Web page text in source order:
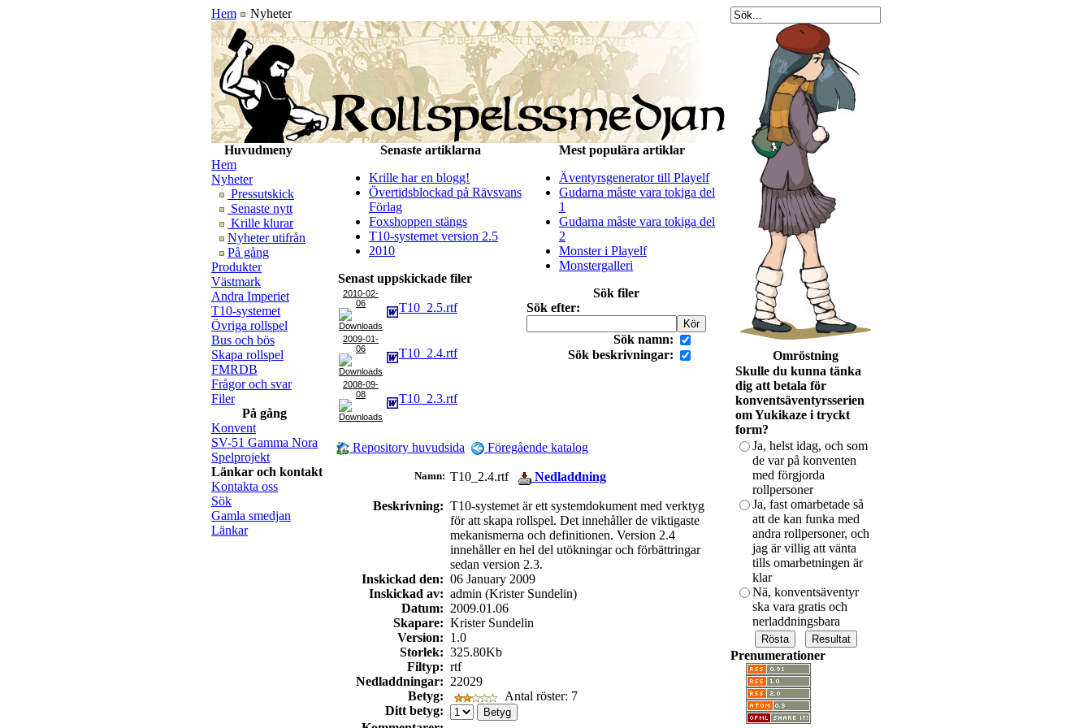
Hem Nyheter
Huvudmeny
Hem
Nyheter
Pressutskick
Senaste nytt
Krille klurar
Nyheter utifrån
På gång
Produkter
Västmark
Andra Imperiet
T10-systemet
Övriga rollspel
Bus och bös
Skapa rollspel
FMRDB
Frågor och svar
Filer
På gång
Konvent
SV-51 Gamma Nora
Spelprojekt
Länkar och kontakt
Kontakta oss
Sök
Gamla smedjan
Länkar
Senaste artiklarna
Krille har en blogg!
Övertidsblockad på Rävsvans
Förlag
Foxshoppen stängs
T10-systemet version 2.5
2010
Senast uppskickade filer
2010-02-
06
T10_2.5.rtf
2009-01-
06
T10_2.4.rtf
2008-09-
08
T10_2.3.rtf
Mest populära artiklar
Äventyrsgenerator till Playelf
Gudarna måste vara tokiga del
1
Gudarna måste vara tokiga del
2
Monster i Playelf
Monstergalleri
Sök filer
Sök efter:
Sök namn:
Sök beskrivningar:
Repository huvudsida Föregående katalog
Namn: T10_2.4.rtf Nedladdning
Beskrivning: T10-systemet är ett systemdokument med verktyg
för att skapa rollspel. Det innehåller de viktigaste
mekanismerna och definitionen. Version 2.4
innehåller en hel del utökningar och förbättringar
sedan version 2.3.
Inskickad den: 06 January 2009
Inskickad av: admin (Krister Sundelin)
Datum: 2009.01.06
Skapare: Krister Sundelin
Version: 1.0
Storlek: 325.80Kb
Filtyp: rtf
Nedladdningar: 22029
Betyg:
Antal röster: 7
Ditt betyg:
Omröstning
Skulle du kunna tänka
dig att betala för
konventsäventyrsserien
om Yukikaze i tryckt
form?
Ja, helst idag, och som
de var på konventen
med förgjorda
rollpersoner
Ja, fast omarbetade så
att de kan funka med
andra rollpersoner, och
jag är villig att vänta
tills omarbetningen är
klar
Nä, konventsäventyr
ska vara gratis och
nerladdningsbara
Prenumerationer